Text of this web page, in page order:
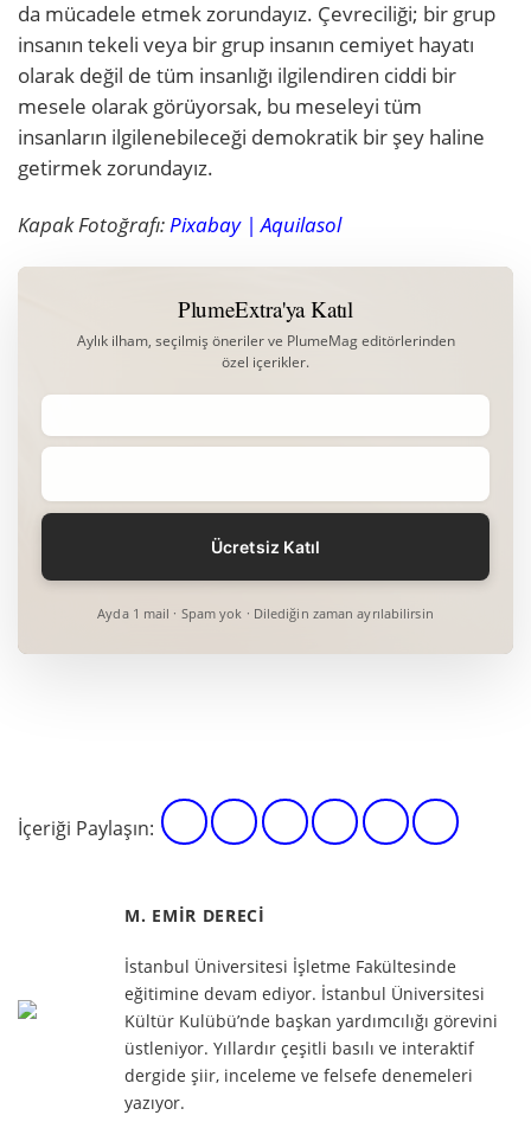
da mücadele etmek zorundayız. Çevreciliği; bir grup
insanın tekeli veya bir grup insanın cemiyet hayatı
olarak değil de tüm insanlığı ilgilendiren ciddi bir
mesele olarak görüyorsak, bu meseleyi tüm
insanların ilgilenebileceği demokratik bir şey haline
getirmek zorundayız.
Kapak Fotoğrafı:Pixabay | Aquilasol
PlumeExtra'ya Katıl
Aylık ilham, seçilmiş öneriler ve PlumeMag editörlerinden
özel içerikler.
Ayda 1 mail · Spam yok · Dilediğin zaman ayrılabilirsin
İçeriği Paylaşın:
M. EMIR DERECI
İstanbul Üniversitesi İşletme Fakültesinde
eğitimine devam ediyor. İstanbul Üniversitesi
Kültür Kulübü’nde başkan yardımcılığı görevini
üstleniyor. Yıllardır çeşitli basılı ve interaktif
dergide şiir, inceleme ve felsefe denemeleri
yazıyor.